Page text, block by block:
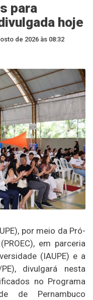
para
hoje
de 2026 às 08:32
por meio da Pró-
em parceria
(IAUPE) e a
divulgará nesta
no Programa
de Pernambuco